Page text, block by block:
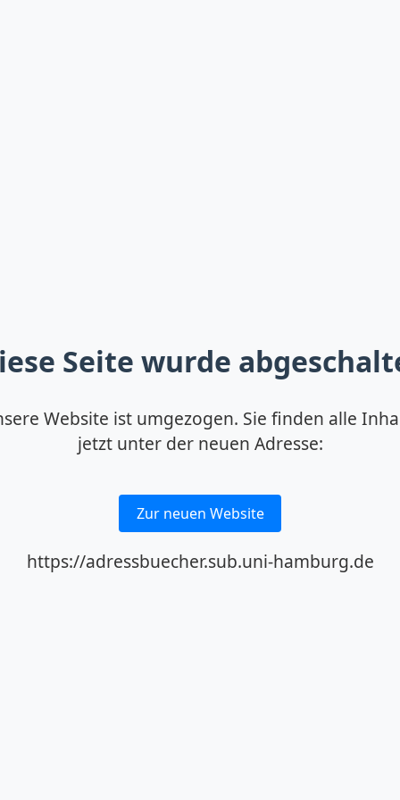
Seite wurde
Website ist umgezogen. Sie finden alle
jetzt unter der neuen Adresse:
Zur neuen Website
https://adressbuecher.sub.uni-hamburg.de